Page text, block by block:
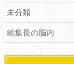
未分類
編集長の脳内